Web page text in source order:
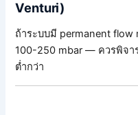
Venturi)
ถ้าระบบมี permanent flow
100-250 mbar — ควรพิจา
ต่ำกว่า